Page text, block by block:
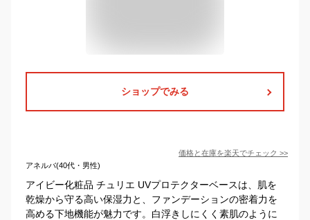
ショップでみる
価格と在庫を楽天でチェック >>
アネルバ(40代・男性)
アイビー化粧品 チュリエ UVプロテクターベースは、肌を
乾燥から守る高い保湿力と、ファンデーションの密着力を
高める下地機能が魅力です。白浮きしにくく素肌のように